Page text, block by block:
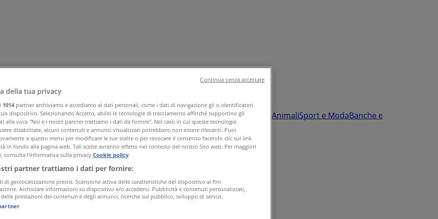
e corpoBricolageArredamentoMotoriSalute e BenessereInfanzia e giochi AnimaliSport e ModaBanche e
della tua privacy
1014 partner archiviamo e accediamo ai dati personali, come i dati di navigazione gli o identificatori
dispositivo. Selezionando Accetto, abiliti le tecnologie di tracciamento affinché supportino gli
alla voce "Noi e i nostri partner trattiamo i dati da fornire". Nel caso in cui queste tecnologie
disabilitate, alcuni contenuti e annunci visualizzati potrebbero non essere rilevanti. Puoi
a questo menu per modificare le tue scelte o per revocare il consenso facendo clic sul link
in fondo alla pagina web. Tali scelte avranno effetto nel contesto del nostro Sito web. Per maggiori
consulta l'Informativa sulla privacy.Cookie policy
partner trattiamo i dati per fornire:
di geolocalizzazione precisi. Scansione attiva delle caratteristiche del dispositivo ai fini
Archiviare informazioni su dispositivo e/o accedervi. Pubblicità e contenuti personalizzati,
prestazioni dei contenuti e degli annunci, ricerche sul pubblico, sviluppo di servizi.
Continua senza accettare